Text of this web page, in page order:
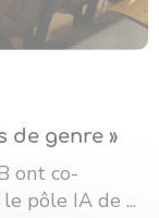
de genre »
ont co-
pôle IA de ...